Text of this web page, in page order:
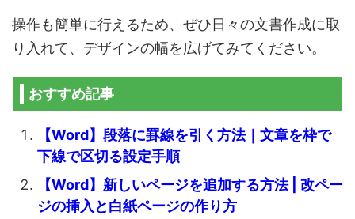
操作も簡単に行えるため、ぜひ日々の文書作成に取
り入れて、デザインの幅を広げてみてください。
おすすめ記事
【Word】段落に罫線を引く方法｜文章を枠で
下線で区切る設定手順
【Word】新しいページを追加する方法 | 改ペー
ジの挿入と白紙ページの作り方